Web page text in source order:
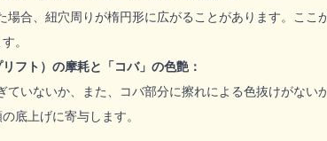
場合、紐穴周りが楕円形に広がることがあります。こ
。
フト）の摩耗と「コバ」の色艶：
ていないか、また、コバ部分に擦れによる色抜けがな
底上げに寄与します。